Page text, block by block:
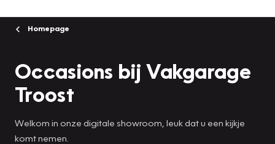
Homepage
Occasions bij Vakgarage
Troost
Welkom in onze digitale showroom, leuk dat u een kijkje
komt nemen.